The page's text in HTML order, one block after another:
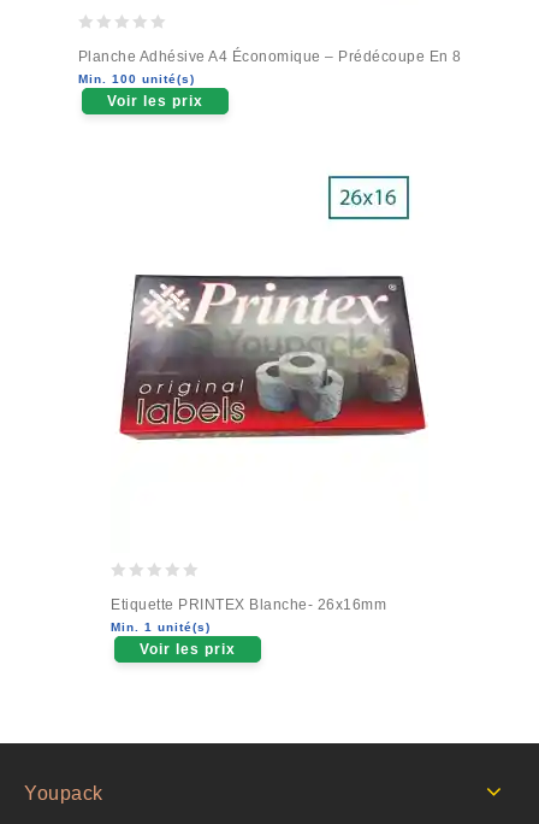
out
of
5
Planche Adhésive A4 Économique – Prédécoupe En 8
Min. 100 unité(s)
Voir les prix
out
of
5
Etiquette PRINTEX Blanche- 26x16mm
Min. 1 unité(s)
Voir les prix
Youpack